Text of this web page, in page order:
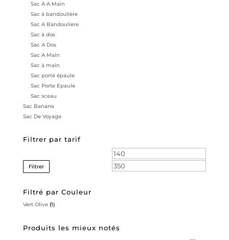
Sac A A Main
Sac à bandoulière
Sac A Bandouliere
Sac à dos
Sac A Dos
Sac A Main
Sac à main
Sac porté épaule
Sac Porte Epaule
Sac sceau
Sac Banane
Sac De Voyage
Filtrer par tarif
Prix
min
Filtrer
Filtré par Couleur
Vert Olive (1)
Produits les mieux notés